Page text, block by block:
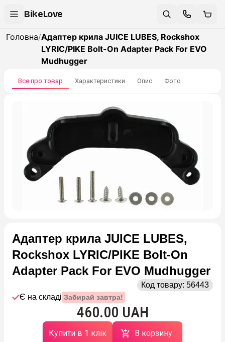
BikeLove
Головна/Адаптер крила JUICE LUBES, Rockshox
LYRIC/PIKE Bolt-On Adapter Pack For EVO
Mudhugger
Все про товар Характеристики Опис Фото
Адаптер крила JUICE LUBES,
Rockshox LYRIC/PIKE Bolt-On
Adapter Pack For EVO Mudhugger
Код товару: 56443
Є на складі Забирай завтра!
460.00 UAH
Купити в 1 клік В корзину